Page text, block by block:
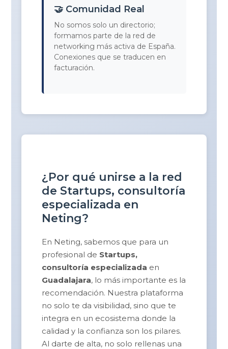
🤝 Comunidad Real
No somos solo un directorio;
formamos parte de la red de
networking más activa de España.
Conexiones que se traducen en
facturación.
¿Por qué unirse a la red
de Startups, consultoría
especializada en
Neting?
En Neting, sabemos que para un
profesional de Startups,
consultoría especializada en
Guadalajara, lo más importante es la
recomendación. Nuestra plataforma
no solo te da visibilidad, sino que te
integra en un ecosistema donde la
calidad y la confianza son los pilares.
Al darte de alta, no solo rellenas una